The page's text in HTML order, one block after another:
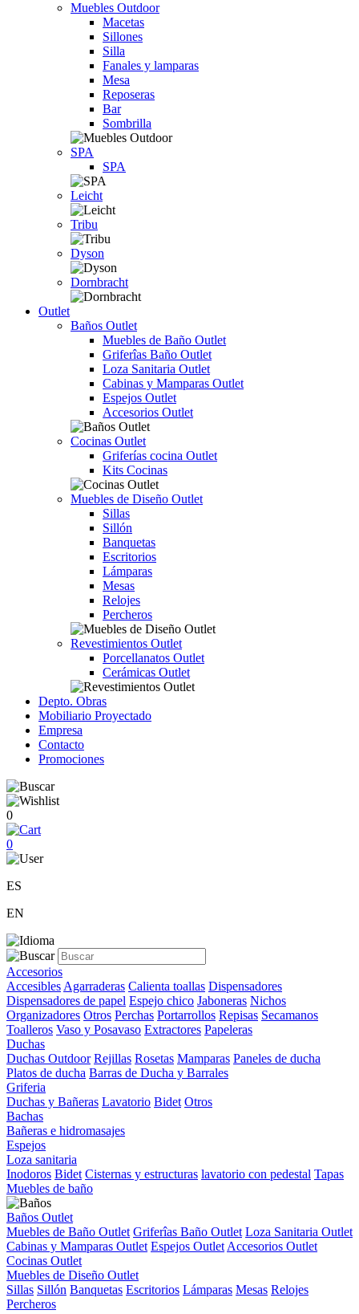
Muebles Outdoor
Macetas
Sillones
Silla
Fanales y lamparas
Mesa
Reposeras
Bar
Sombrilla
SPA
SPA
Leicht
Tribu
Dyson
Dornbracht
Outlet
Baños Outlet
Muebles de Baño Outlet
Griferîas Baño Outlet
Loza Sanitaria Outlet
Cabinas y Mamparas Outlet
Espejos Outlet
Accesorios Outlet
Cocinas Outlet
Griferías cocina Outlet
Kits Cocinas
Muebles de Diseño Outlet
Sillas
Sillón
Banquetas
Escritorios
Lámparas
Mesas
Relojes
Percheros
Revestimientos Outlet
Porcellanatos Outlet
Cerámicas Outlet
Depto. Obras
Mobiliario Proyectado
Empresa
Contacto
Promociones
0
0
ES
EN
Accesorios
Accesibles Agarraderas Calienta toallas Dispensadores
Dispensadores de papel Espejo chico Jaboneras Nichos
Organizadores Otros Perchas Portarrollos Repisas Secamanos
Toalleros Vaso y Posavaso Extractores Papeleras
Duchas
Duchas Outdoor Rejillas Rosetas Mamparas Paneles de ducha
Platos de ducha Barras de Ducha y Barrales
Griferia
Duchas y Bañeras Lavatorio Bidet Otros
Bachas
Bañeras e hidromasajes
Espejos
Loza sanitaria
Inodoros Bidet Cisternas y estructuras lavatorio con pedestal Tapas
Muebles de baño
Baños Outlet
Muebles de Baño Outlet Griferîas Baño Outlet Loza Sanitaria Outlet
Cabinas y Mamparas Outlet Espejos Outlet Accesorios Outlet
Cocinas Outlet
Muebles de Diseño Outlet
Sillas Sillón Banquetas Escritorios Lámparas Mesas Relojes
Percheros